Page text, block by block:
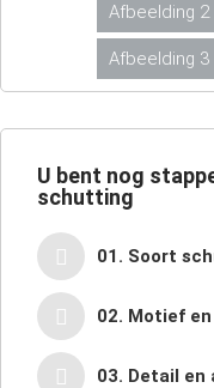
Afbeelding
Afbeelding
U bent nog
schutting
01. Soort
02. Motief
03. Detail en